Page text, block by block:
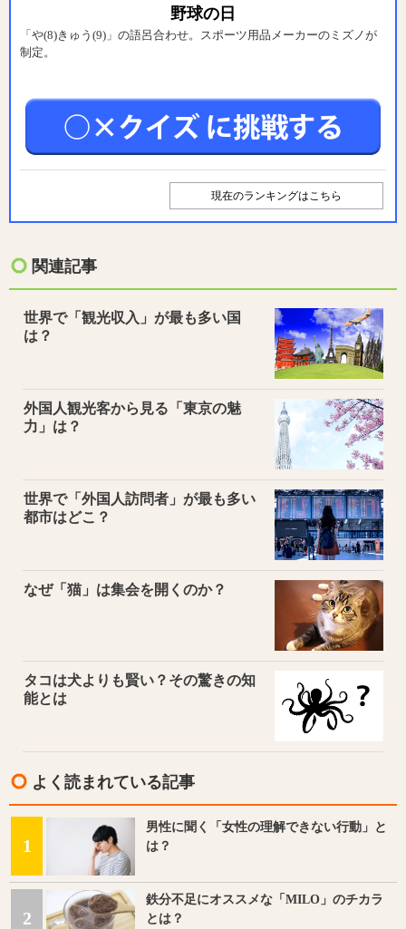
野球の日
「や(8)きゅう(9)」の語呂合わせ。スポーツ用品メーカーのミズノが
制定。
現在のランキングはこちら
関連記事
世界で「観光収入」が最も多い国
は？
外国人観光客から見る「東京の魅
力」は？
世界で「外国人訪問者」が最も多い
都市はどこ？
なぜ「猫」は集会を開くのか？
タコは犬よりも賢い？その驚きの知
能とは
よく読まれている記事
1
男性に聞く「女性の理解できない行動」と
は？
2
鉄分不足にオススメな「MILO」のチカラ
とは？